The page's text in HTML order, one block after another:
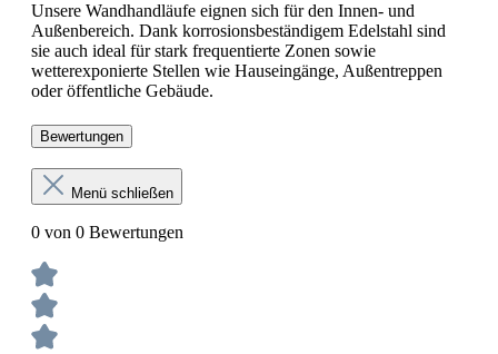
Unsere Wandhandläufe eignen sich für den Innen- und
Außenbereich. Dank korrosionsbeständigem Edelstahl sind
sie auch ideal für stark frequentierte Zonen sowie
wetterexponierte Stellen wie Hauseingänge, Außentreppen
oder öffentliche Gebäude.
Bewertungen
Menü schließen
0 von 0 Bewertungen